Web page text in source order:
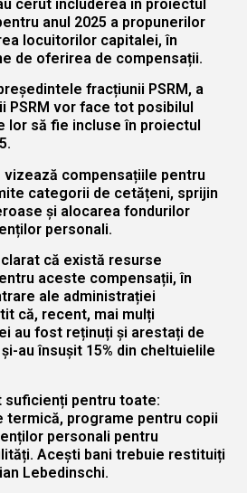
cerut includerea în proiectul
anul 2025 a propunerilor
locuitorilor capitalei, în
de oferirea de compensații.
fracțiunii PSRM, a
PSRM vor face tot posibilul
lor să fie incluse în proiectul
compensațiile pentru
categorii de cetățeni, sprijin
și alocarea fondurilor
personali.
că există resurse
aceste compensații, în
ale administrației
că, recent, mai mulți
au fost reținuți și arestați de
au însușit 15% din cheltuielile
suficienți pentru toate:
termică, programe pentru copii
personali pentru
Acești bani trebuie restituiți
Lebedinschi.